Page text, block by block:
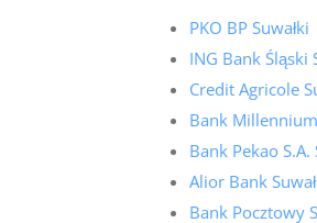
PKO BP Suwałki
ING Bank Śląski
Credit Agricole
Bank Millennium
Bank Pekao S.A.
Alior Bank
Bank Pocztowy